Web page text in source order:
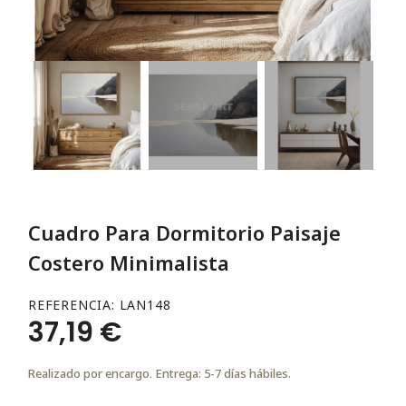
Cuadro Para Dormitorio Paisaje
Costero Minimalista
REFERENCIA LAN148
37,19 €
Realizado por encargo. Entrega: 5-7 días hábiles.